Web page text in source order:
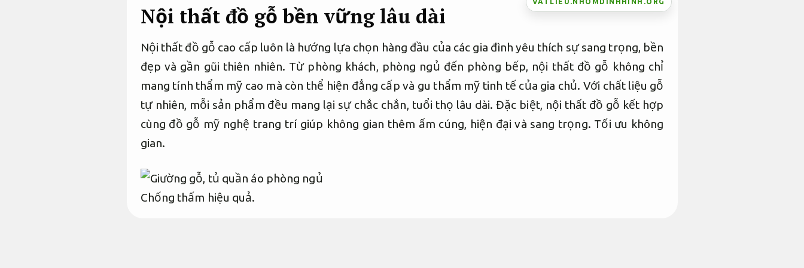
VATLIEU.NHOMDINHHINH.ORG
Nội thất đồ gỗ bền vững lâu dài
Nội thất đồ gỗ cao cấp luôn là hướng lựa chọn hàng đầu của các gia đình yêu thích sự sang trọng, bền
đẹp và gần gũi thiên nhiên. Từ phòng khách, phòng ngủ đến phòng bếp, nội thất đồ gỗ không chỉ
mang tính thẩm mỹ cao mà còn thể hiện đẳng cấp và gu thẩm mỹ tinh tế của gia chủ. Với chất liệu gỗ
tự nhiên, mỗi sản phẩm đều mang lại sự chắc chắn, tuổi thọ lâu dài. Đặc biệt, nội thất đồ gỗ kết hợp
cùng đồ gỗ mỹ nghệ trang trí giúp không gian thêm ấm cúng, hiện đại và sang trọng. Tối ưu không
gian.
Chống thấm hiệu quả.